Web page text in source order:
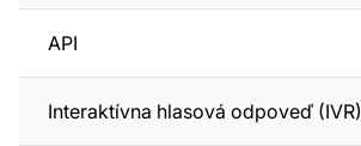
API
Interaktívna hlasová odpoveď (IVR)